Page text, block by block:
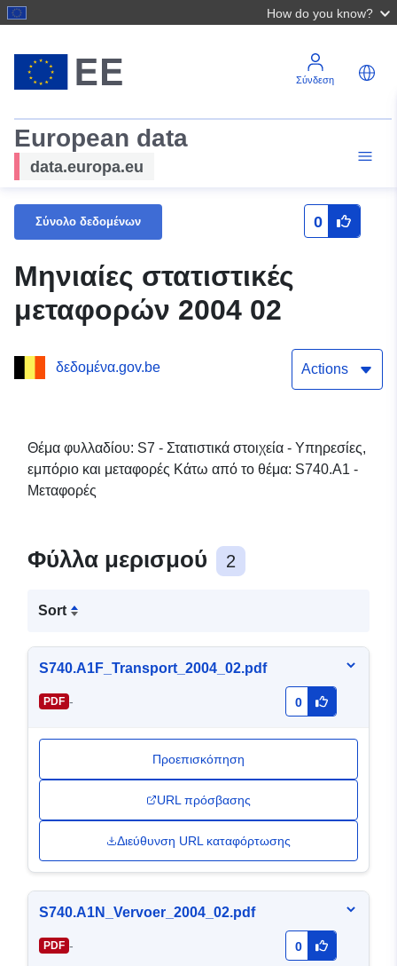
How do you know?
Σύνδεση
European data
data.europa.eu
Σύνολο δεδομένων 0
Μηνιαίες στατιστικές
μεταφορών 2004 02
δεδομένα.gov.be Actions
Θέμα φυλλαδίου: S7 - Στατιστικά στοιχεία - Υπηρεσίες,
εμπόριο και μεταφορές Κάτω από το θέμα: S740.A1 -
Μεταφορές
Φύλλα μερισμού 2
Sort
S740.A1F_Transport_2004_02.pdf
PDF - 0
Προεπισκόπηση
URL πρόσβασης
Διεύθυνση URL καταφόρτωσης
S740.A1N_Vervoer_2004_02.pdf
PDF - 0